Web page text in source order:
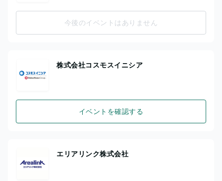
今後のイベントはありません
株式会社コスモスイニシア
イベントを確認する
エリアリンク株式会社